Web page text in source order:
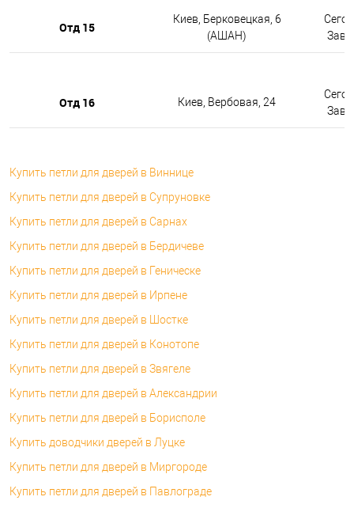
Отд 15
Киев, Берковецкая, 6
(АШАН)
Отд 16 Киев, Вербовая, 24
Купить петли для дверей в Виннице
Купить петли для дверей в Супруновке
Купить петли для дверей в Сарнах
Купить петли для дверей в Бердичеве
Купить петли для дверей в Геническе
Купить петли для дверей в Ирпене
Купить петли для дверей в Шостке
Купить петли для дверей в Конотопе
Купить петли для дверей в Звягеле
Купить петли для дверей в Александрии
Купить петли для дверей в Борисполе
Купить доводчики дверей в Луцке
Купить петли для дверей в Миргороде
Купить петли для дверей в Павлограде